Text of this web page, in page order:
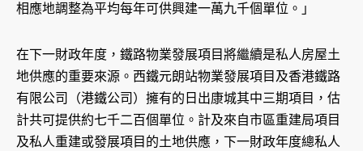
相應地調整為平均每年可供興建一萬九千個單位。」
在下一財政年度，鐵路物業發展項目將繼續是私人房屋土
地供應的重要來源。西鐵元朗站物業發展項目及香港鐵路
有限公司（港鐵公司）擁有的日出康城其中三期項目，估
計共可提供約七千二百個單位。計及來自市區重建局項目
及私人重建或發展項目的土地供應，下一財政年度總私人